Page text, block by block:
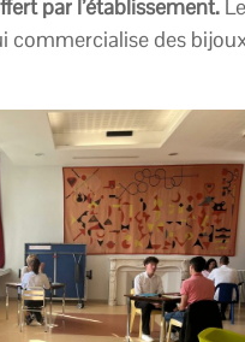
par l’établissement.
commercialise des